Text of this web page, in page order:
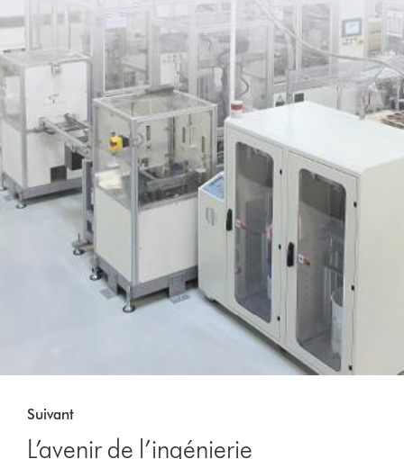
Suivant
L’avenir de l’ingénierie